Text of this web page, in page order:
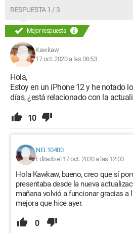
RESPUESTA 1 / 3
Mejor respuesta
Kawkaw
17 oct. 2020 a las 08:53
Hola,
Estoy en un iPhone 12 y he notado
días, ¿está relacionado con la
10
NEL10400
Editado el 17 oct. 2020 a las 12:00
Hola Kawkaw, bueno, creo que sí
presentaba desde la nueva
mañana volvió a funcionar gracias a
mejora que hice ayer.
0